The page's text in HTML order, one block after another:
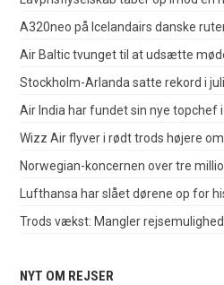
A320neo på Icelandairs danske
Air Baltic tvunget til at udsætte
Stockholm-Arlanda satte rekord i juli
Air India har fundet sin nye topchef
Wizz Air flyver i rødt trods højere
Norwegian-koncernen over tre
Lufthansa har slået dørene op for
Trods vækst: Mangler
NYT OM REJSER